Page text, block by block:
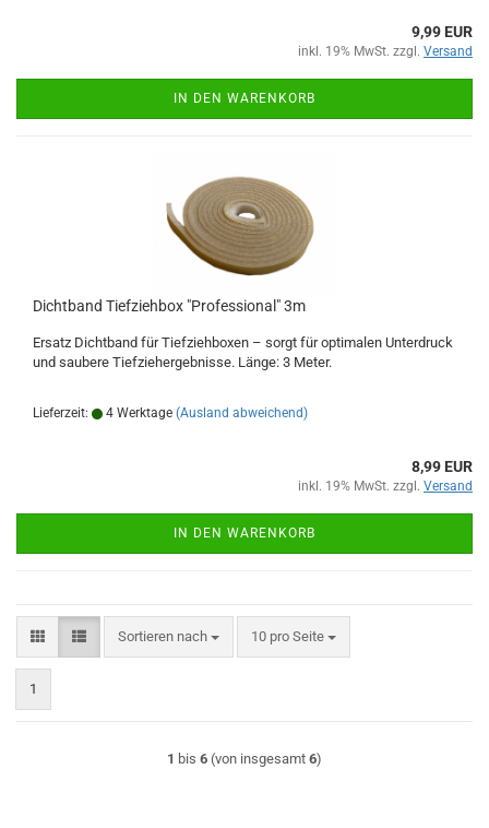
9,99 EUR
inkl. 19% MwSt. zzgl. Versand
IN DEN WARENKORB
Dichtband Tiefziehbox "Professional" 3m
Ersatz Dichtband für Tiefziehboxen – sorgt für optimalen Unterdruck
und saubere Tiefziehergebnisse. Länge: 3 Meter.
Lieferzeit: 4 Werktage (Ausland abweichend)
8,99 EUR
inkl. 19% MwSt. zzgl. Versand
IN DEN WARENKORB
Sortieren nach
Sortieren nach 10 pro Seite
pro Seite
1
1 bis 6 (von insgesamt 6)